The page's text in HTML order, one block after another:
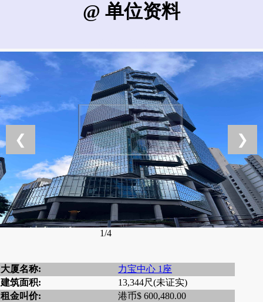
@ 单位资料
❮ ❯
1/4
大厦名称:
力宝中心 1座
建筑面积:
13,344尺(未证实)
租金叫价:
港币$ 600,480.00